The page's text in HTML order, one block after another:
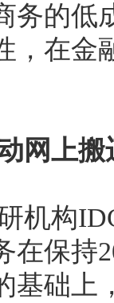
务的低
，在金
网上搬
构
在保持
基础上